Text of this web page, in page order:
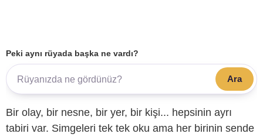
Peki aynı rüyada başka ne vardı?
Ara
Bir olay, bir nesne, bir yer, bir kişi... hepsinin ayrı
tabiri var. Simgeleri tek tek oku ama her birinin sende